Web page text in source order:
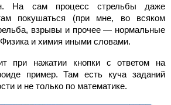
На сам процесс стрельбы даже
покушаться (при мне, во всяком
взрывы и прочее — нормальные
и химия иными словами.
при нажатии кнопки с ответом на
пример. Там есть куча заданий
и не только по математике.